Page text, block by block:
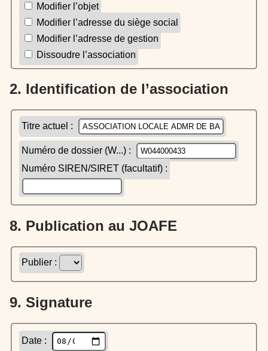
Modifier l’objet
Modifier l’adresse du siège social
Modifier l’adresse de gestion
Dissoudre l’association
2. Identification de l’association
Titre actuel :
Numéro de dossier (W...) :
Numéro SIREN/SIRET (facultatif) :
8. Publication au JOAFE
Publier :
9. Signature
Date :